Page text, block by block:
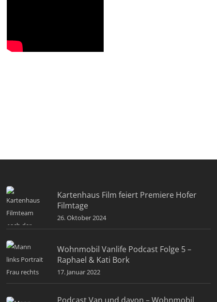
Kartenhaus Film feiert Premiere Hofer
Filmtage
26. Oktober 2024
Wohnmobil Vanlife Podcast Folge 5 –
Raphael & Kati Bork
17. Januar 2022